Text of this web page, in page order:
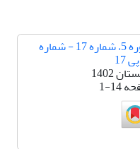
دوره 5، شماره 17 - شماره
17
1402
1-14